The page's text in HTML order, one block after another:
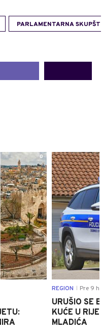
PARLAMENTARNA
0
REGION Pre 9 h
URUŠIO SE
KUĆE U
MLADIĆA